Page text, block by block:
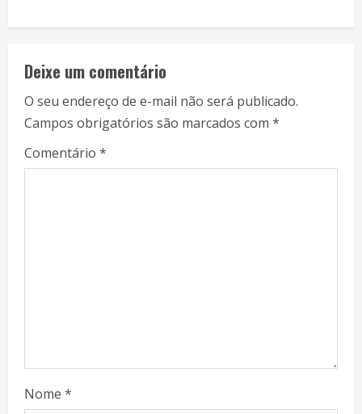
Deixe um comentário
O seu endereço de e-mail não será publicado.
Campos obrigatórios são marcados com *
Comentário *
Nome *